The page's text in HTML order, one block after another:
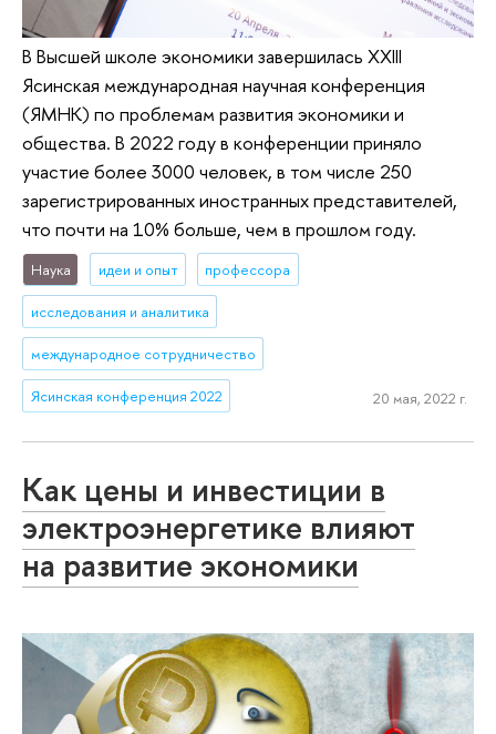
В Высшей школе экономики завершилась XXIII
Ясинская международная научная конференция
(ЯМНК) по проблемам развития экономики и
общества. В 2022 году в конференции приняло
участие более 3000 человек, в том числе 250
зарегистрированных иностранных представителей,
что почти на 10% больше, чем в прошлом году.
Наука идеи и опыт профессора
исследования и аналитика
международное сотрудничество
Ясинская конференция 2022 20 мая, 2022 г.
Как цены и инвестиции в
электроэнергетике влияют
на развитие экономики